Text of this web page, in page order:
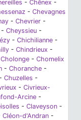
- Chênex -
- Chevagnes
- Chevrier -
- Cheyssieu -
- Chichilianne -
- Chindrieux -
Cholonge - Chomelix
- Choranche -
- Chuzelles -
- Civrieux-
Arcine -
- Claveyson -
Cléon-d'Andran -